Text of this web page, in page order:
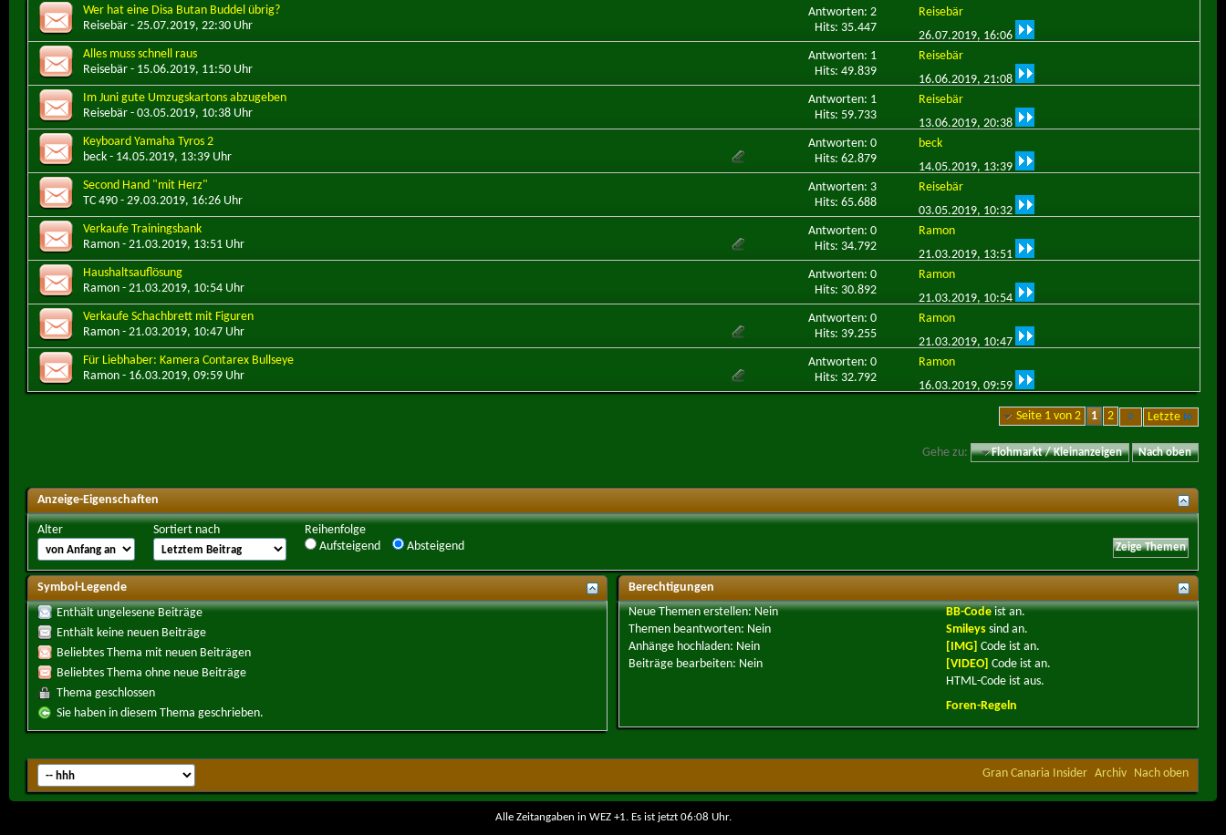
Wer hat eine Disa Butan Buddel übrig?
Reisebär - 25.07.2019, 22:30 Uhr
Antworten: 2
Hits: 35.447
Reisebär
26.07.2019, 16:06
Alles muss schnell raus
Reisebär - 15.06.2019, 11:50 Uhr
Antworten: 1
Hits: 49.839
Reisebär
16.06.2019, 21:08
Im Juni gute Umzugskartons abzugeben
Reisebär - 03.05.2019, 10:38 Uhr
Antworten: 1
Hits: 59.733
Reisebär
13.06.2019, 20:38
Keyboard Yamaha Tyros 2
beck - 14.05.2019, 13:39 Uhr
Antworten: 0
Hits: 62.879
beck
14.05.2019, 13:39
Second Hand "mit Herz"
TC 490 - 29.03.2019, 16:26 Uhr
Antworten: 3
Hits: 65.688
Reisebär
03.05.2019, 10:32
Verkaufe Trainingsbank
Ramon - 21.03.2019, 13:51 Uhr
Antworten: 0
Hits: 34.792
Ramon
21.03.2019, 13:51
Haushaltsauflösung
Ramon - 21.03.2019, 10:54 Uhr
Antworten: 0
Hits: 30.892
Ramon
21.03.2019, 10:54
Verkaufe Schachbrett mit Figuren
Ramon - 21.03.2019, 10:47 Uhr
Antworten: 0
Hits: 39.255
Ramon
21.03.2019, 10:47
Für Liebhaber: Kamera Contarex Bullseye
Ramon - 16.03.2019, 09:59 Uhr
Antworten: 0
Hits: 32.792
Ramon
16.03.2019, 09:59
Seite 1 von 2 1 2 Letzte
Gehe zu: Flohmarkt / Kleinanzeigen Nach oben
Anzeige-Eigenschaften
Alter Sortiert nach
Reihenfolge
Aufsteigend
Absteigend
Symbol-Legende
Enthält ungelesene Beiträge
Enthält keine neuen Beiträge
Beliebtes Thema mit neuen Beiträgen
Beliebtes Thema ohne neue Beiträge
Thema geschlossen
Sie haben in diesem Thema geschrieben.
Berechtigungen
Neue Themen erstellen:Nein
Themen beantworten: Nein
Anhänge hochladen: Nein
Beiträge bearbeiten: Nein
BB-Codeistan.
Smileys sindan.
[IMG] Code istan.
[VIDEO] Code istan.
HTML-Code istaus.
Foren-Regeln
Gran Canaria Insider Archiv Nach oben
Alle Zeitangaben in WEZ +1. Es ist jetzt 06:08 Uhr.